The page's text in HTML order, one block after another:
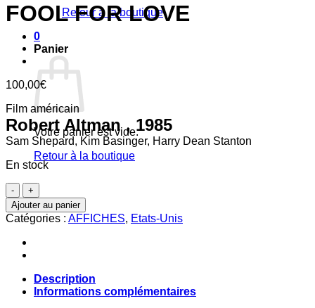
Retour à la boutique
0
Panier
Votre panier est vide.
Retour à la boutique
FOOL FOR LOVE
100,00€
Film américain
Robert Altman , 1985
Sam Shepard, Kim Basinger, Harry Dean Stanton
En stock
quantité
de
FOOL
FOR
LOVE
Ajouter au panier
Catégories : AFFICHES, Etats-Unis
Description
Informations complémentaires